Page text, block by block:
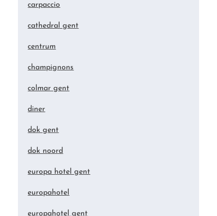
carpaccio
cathedral gent
centrum
champignons
colmar gent
diner
dok gent
dok noord
europa hotel gent
europahotel
europahotel gent